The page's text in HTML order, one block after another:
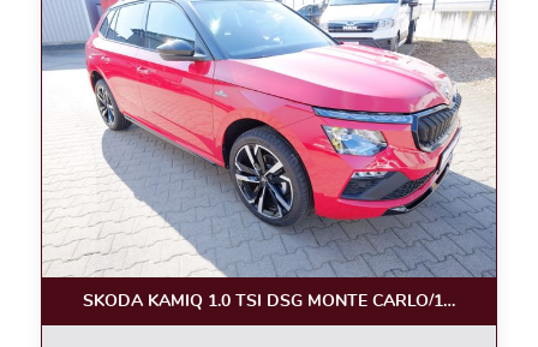
SKODA KAMIQ 1.0 TSI DSG MONTE CARLO/18,